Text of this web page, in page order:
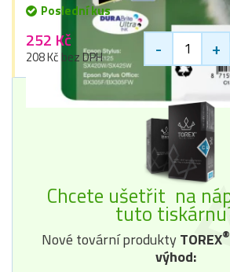
Poslední kus
252 Kč
208 Kč bez DPH - +
Chcete ušetřit na
tuto
Nové tovární produktyTOREX®
výhod: